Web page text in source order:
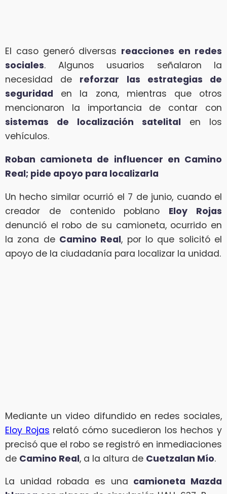
El caso generó diversas reacciones en redes
sociales. Algunos usuarios señalaron la
necesidad de reforzar las estrategias de
seguridad en la zona, mientras que otros
mencionaron la importancia de contar con
sistemas de localización satelital en los
vehículos.
Roban camioneta de influencer en Camino
Real; pide apoyo para localizarla
Un hecho similar ocurrió el 7 de junio, cuando el
creador de contenido poblano Eloy Rojas
denunció el robo de su camioneta, ocurrido en
la zona de Camino Real, por lo que solicitó el
apoyo de la ciudadanía para localizar la unidad.
Mediante un video difundido en redes sociales,
Eloy Rojas relató cómo sucedieron los hechos y
precisó que el robo se registró en inmediaciones
de Camino Real, a la altura de Cuetzalan Mío.
La unidad robada es una camioneta Mazda